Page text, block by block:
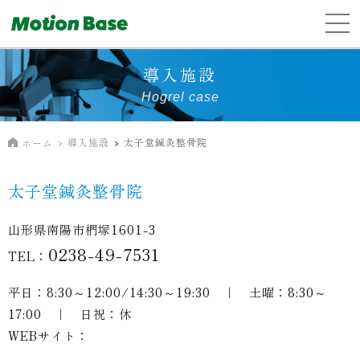
導入施設
Hogrel case
ホーム 導入施設 太子堂鍼灸整骨院
太子堂鍼灸整骨院
山形県南陽市椚塚1601-3
TEL： 0238-49-7531
平日：8:30～12:00/14:30～19:30 ｜ 土曜：8:30～
17:00 ｜ 日祝：休
WEBサイト：